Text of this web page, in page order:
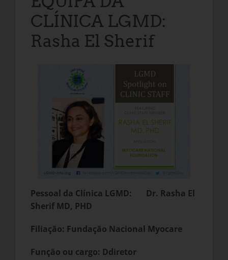
CLÍNICA LGMD:
Rasha El Sherif
Pessoal da Clínica LGMD: Dr. Rasha El
Sherif MD, PHD
Filiação: Fundação Nacional Myocare
Função ou cargo: Ddiretor